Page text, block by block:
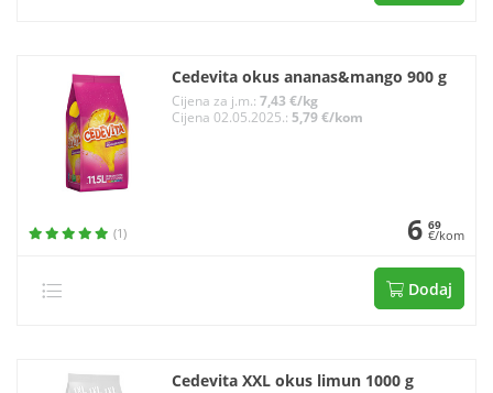
Cedevita okus ananas&mango 900 g
Cijena za j.m.: 7,43 €/kg
Cijena 02.05.2025.: 5,79 €/kom
(1) 6 69
€/kom
Dodaj
Cedevita XXL okus limun 1000 g